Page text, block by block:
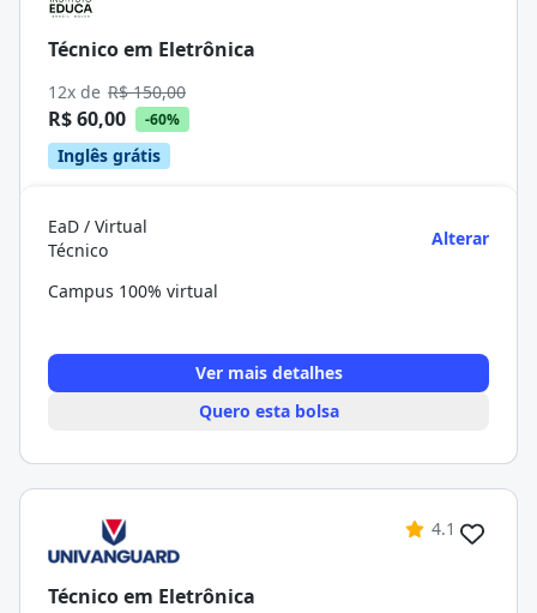
Técnico em Eletrônica
12x de R$ 150,00
R$ 60,00 -60%
Inglês grátis
EaD / Virtual
Técnico
Alterar
Campus 100% virtual
Ver mais detalhes
Quero esta bolsa
4.1
Técnico em Eletrônica